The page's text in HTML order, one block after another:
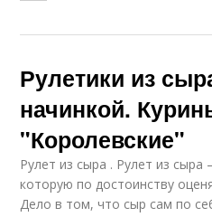
Рулетики из
начинкой.
"Королевские"
Рулет из сыра . Рулет из сыра
которую по достоинству
Дело в том, что сыр сам по